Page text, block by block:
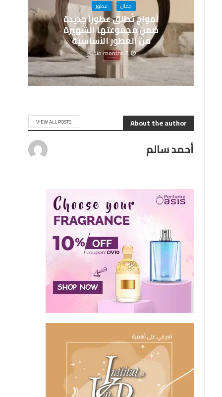
جمال عطور
أمواج تُطلق عطوراً جديدة
ضمن مجموعتها الشهيرة
من العطور الأساسية
7 months منذ
About the author
VIEW ALL POSTS
أحمد سالم